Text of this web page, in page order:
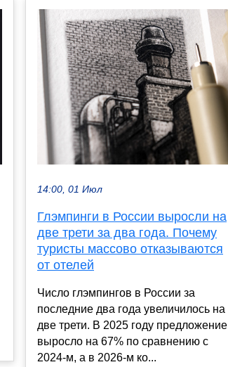
14:00, 01 Июл
Глэмпинги в России выросли на
две трети за два года. Почему
туристы массово отказываются
от отелей
Число глэмпингов в России за
последние два года увеличилось на
две трети. В 2025 году предложение
выросло на 67% по сравнению с
2024-м, а в 2026-м ко...